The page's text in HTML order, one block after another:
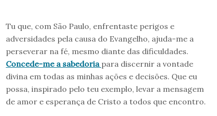
Tu que, com São Paulo, enfrentaste perigos e
adversidades pela causa do Evangelho, ajuda-me a
perseverar na fé, mesmo diante das dificuldades.
Concede-me a sabedoria para discernir a vontade
divina em todas as minhas ações e decisões. Que eu
possa, inspirado pelo teu exemplo, levar a mensagem
de amor e esperança de Cristo a todos que encontro.